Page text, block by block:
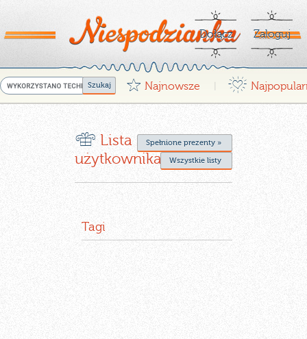
Dołącz Zaloguj
G Najnowsze ¤
r Lista życzeń
użytkownika
Spełnione prezenty »
Wszystkie listy
Tagi